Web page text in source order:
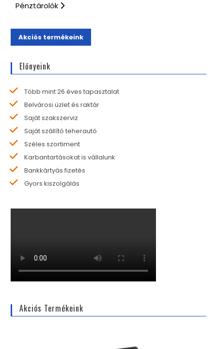
Pénztárolók
Akciós termékeink
Előnyeink
Több mint 26 éves tapasztalat
Belvárosi üzlet és raktár
Saját szakszerviz
Saját szállító teherautó
Széles szortiment
Karbantartásokat is vállalunk
Bankkártyás fizetés
Gyors kiszolgálás
Akciós Termékeink